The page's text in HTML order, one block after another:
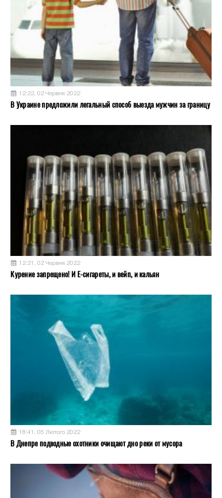
12:22, 02 Червня 2022
В Украине предложили легальный способ выезда мужчин за границу
12:21, 02 Червня 2022
Курение запрещено! И Е-сигареты, и вейп, и кальян
18:41, 05 Лютого 2022
В Днепре подводные охотники очищают дно реки от мусора